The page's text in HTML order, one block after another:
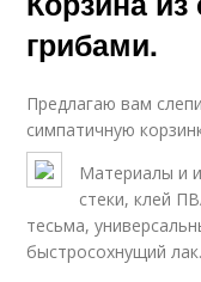
грибами.
Предлагаю вам
симпатичную
Материалы и
стеки, клей
тесьма,
быстросохнущий лак.